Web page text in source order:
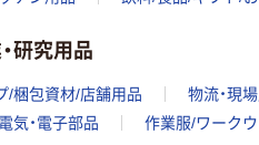
研究用品
/梱包資材/店舗用品 物流・現
気・電子部品
作業服/ワーク